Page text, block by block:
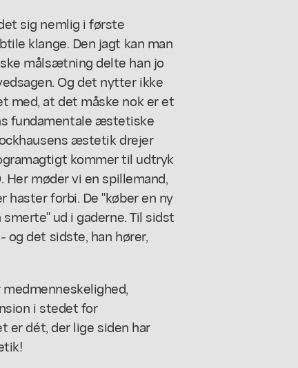
sig nemlig i første
klange. Den jagt kan man
målsætning delte han jo
Og det nytter ikke
med, at det måske nok er et
fundamentale æstetiske
æstetik drejer
kommer til udtryk
Her møder vi en spillemand,
haster forbi. De "køber en ny
ud i gaderne. Til sidst
og det sidste, han hører,
i stedet for
er dét, der lige siden har